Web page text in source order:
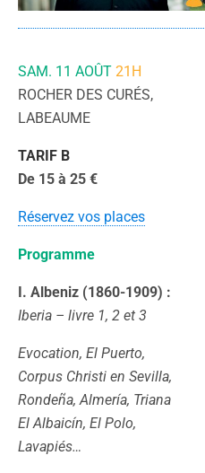
SAM. 11 AOÛT 21H
ROCHER DES CURÉS,
LABEAUME
TARIF B
De 15 à 25 €
Réservez vos places
Programme
I. Albeniz (1860-1909) :
Iberia – livre 1, 2 et 3
Evocation, El Puerto,
Corpus Christi en Sevilla,
Rondeña, Almería, Triana
El Albaicín, El Polo,
Lavapiés…